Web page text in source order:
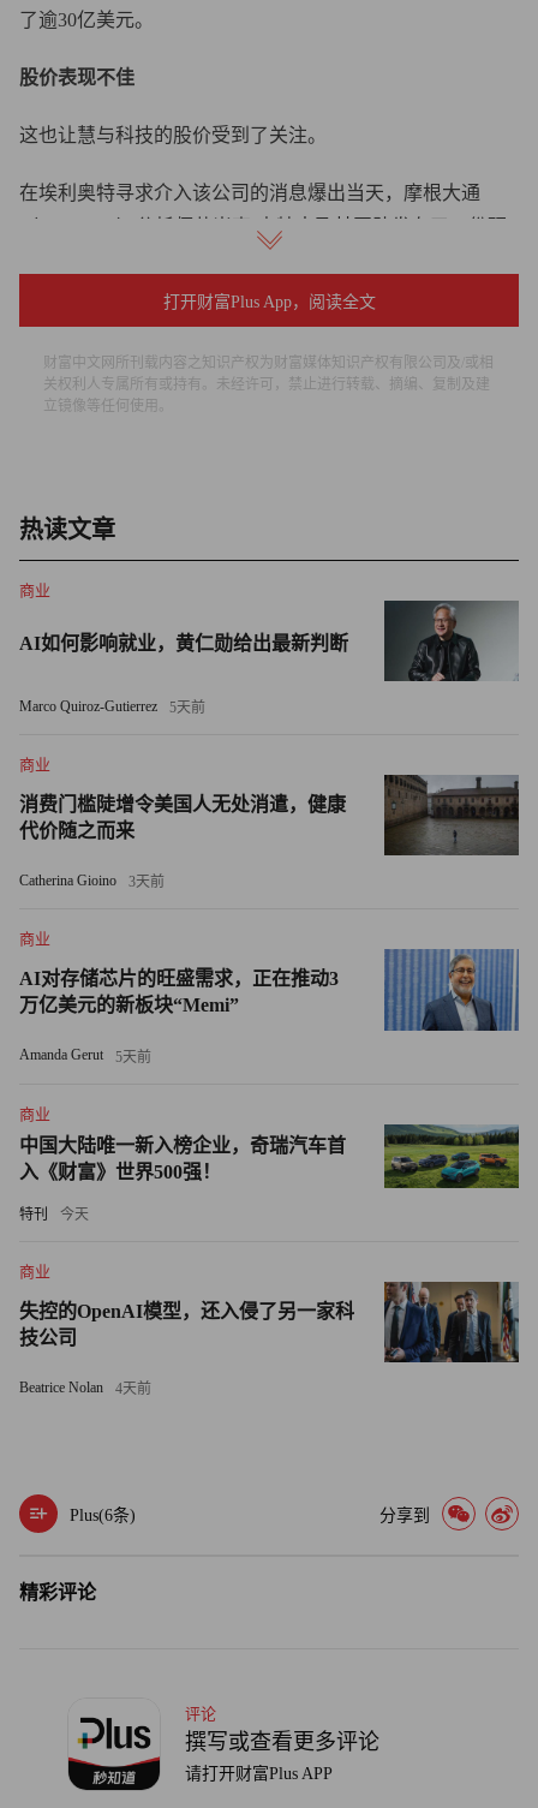
了逾30亿美元。
股价表现不佳
这也让慧与科技的股价受到了关注。
在埃利奥特寻求介入该公司的消息爆出当天，摩根大通
（JPMorgan）分析师萨米克·查特吉及其团队发布了一份研
独立实体相较同行企业的股票交易折价问题；以及（2）改
善慧与科技的执行力和效率，以更好地对标戴尔（Dell）和
思科（Cisco）等顶尖同行。”
查特吉还发布了一份残酷的表格，比较了慧与科技与戴尔、
在美国司法部放弃对其收购瞻博网络（Juniper Networks）计
划的调查后，慧与科技的股价近期有所上涨。但即便如此，
股21美元。与此同时，标普500指数上涨了135%。对于一家
本应能从人工智能热潮中获益匪浅的科技公司来说，如此表
现可谓惨淡。
埃利奥特倾向于避免代理权之争
内里担任CEO已有七年。与此同时，慧与科技的12名董事
会成员中有6人任职已达10年或更久。董事会主席帕特丽夏
·F·罗素自2015年起任职。这意味着或许是时候注入新鲜血
但罢免内里可能并非埃利奥特的计划。
另一个选择是慧与科技给予埃利奥特一个董事会席位，并就
公司实现逆转的战略达成一致。在埃利奥特的另一次行动
埃利奥特当时表示：“过去15年里，我们与200多家公司合
间，我们仅在其他三次情况下不得不推进到美国代理权之争
么，但慧与科技董事会很可能正在与这个新股东进行谈判。
慧与科技对《财富》杂志表示，它对此举表示欢迎：“慧与
打开财富Plus App，阅读全文
财富中文网所刊载内容之知识产权为财富媒体知识产权有限公司及/或相
关权利人专属所有或持有。未经许可，禁止进行转载、摘编、复制及建
立镜像等任何使用。
热读文章
商业
AI如何影响就业，黄仁勋给出最新判断
Marco Quiroz-Gutierrez 5天前
商业
消费门槛陡增令美国人无处消遣，健康
代价随之而来
Catherina Gioino 3天前
商业
AI对存储芯片的旺盛需求，正在推动3
万亿美元的新板块“Memi”
Amanda Gerut 5天前
商业
中国大陆唯一新入榜企业，奇瑞汽车首
入《财富》世界500强！
特刊 今天
商业
失控的OpenAI模型，还入侵了另一家科
技公司
Beatrice Nolan 4天前
Plus(6条) 分享到
精彩评论
评论
撰写或查看更多评论
请打开财富Plus APP